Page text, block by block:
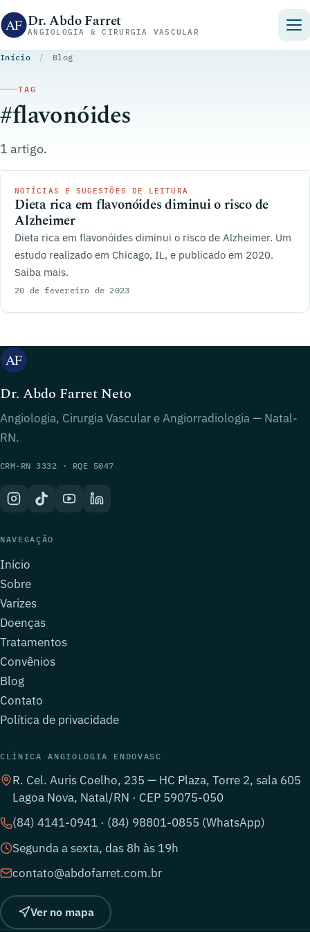
Pular para o conteúdo
Dr. Abdo Farret
ANGIOLOGIA & CIRURGIA VASCULAR
Início / Blog
TAG
#flavonóides
1 artigo.
NOTÍCIAS E SUGESTÕES DE LEITURA
Dieta rica em flavonóides diminui o risco de
Alzheimer
Dieta rica em flavonóides diminui o risco de Alzheimer. Um
estudo realizado em Chicago, IL, e publicado em 2020.
Saiba mais.
20 de fevereiro de 2023
Dr. Abdo Farret Neto
Angiologia, Cirurgia Vascular e Angiorradiologia — Natal-
RN.
CRM-RN 3332 · RQE 5047
NAVEGAÇÃO
Início
Sobre
Varizes
Doenças
Tratamentos
Convênios
Blog
Contato
Política de privacidade
CLÍNICA ANGIOLOGIA ENDOVASC
R. Cel. Auris Coelho, 235 — HC Plaza, Torre 2, sala 605
Lagoa Nova, Natal/RN · CEP 59075-050
(84) 4141-0941 · (84) 98801-0855 (WhatsApp)
Segunda a sexta, das 8h às 19h
contato@abdofarret.com.br
Ver no mapa